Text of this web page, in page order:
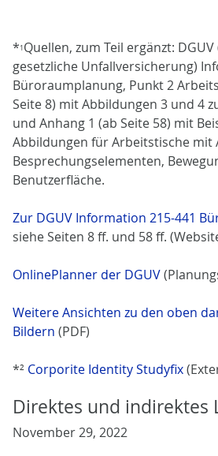
*1Quellen, zum Teil ergänzt:
gesetzliche Unfallversicherung)
Büroraumplanung, Punkt 2
Seite 8) mit Abbildungen 3 und 4
und Anhang 1 (ab Seite 58) mit
Abbildungen für Arbeitstische mit
Besprechungselementen,
Benutzerfläche.
Zur DGUV Information 215-441
siehe Seiten 8 ff. und 58 ff.
OnlinePlanner der DGUV
Weitere Ansichten zu den oben
Bildern (PDF)
*² Corporite Identity Studyfix
Direktes und indirektes
November 29, 2022